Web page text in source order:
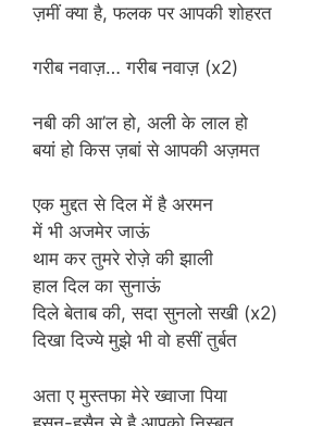
ज़मीं क्या है, फलक पर आपकी शोहरत
गरीब नवाज़… गरीब नवाज़ (x2)
नबी की आ’ल हो, अली के लाल हो
बयां हो किस ज़बां से आपकी अज़मत
एक मुद्दत से दिल में है अरमन
में भी अजमेर जाऊं
थाम कर तुमरे रोज़े की झाली
हाल दिल का सुनाऊं
दिले बेताब की, सदा सुनलो सखी (x2)
दिखा दिज्ये मुझे भी वो हसीं तुर्बत
अता ए मुस्तफा मेरे ख्वाजा पिया